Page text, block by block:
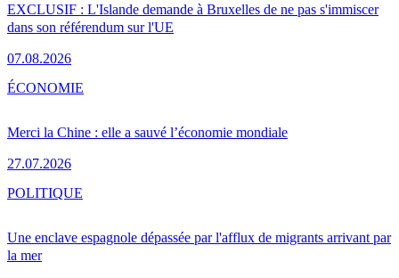
EXCLUSIF : L'Islande demande à Bruxelles de ne pas s'immiscer
dans son référendum sur l'UE
07.08.2026
Merci la Chine : elle a sauvé l’économie mondiale
27.07.2026
ÉCONOMIE
Une enclave espagnole dépassée par l'afflux de migrants arrivant par
la mer
POLITIQUE